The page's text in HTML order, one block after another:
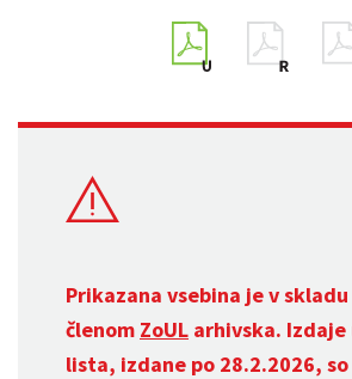
Prikazana vsebina je v skladu
členom ZoUL arhivska. Izdaje
lista, izdane po 28.2.2026,